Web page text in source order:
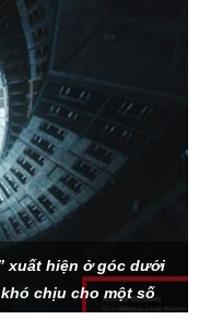
xuất hiện ở góc dưới
chịu cho một số